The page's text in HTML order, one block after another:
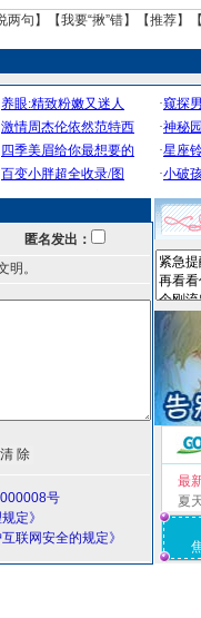
两句 】【我要“揪”错】【推荐】
匿名发出：
明。
号
定》
联网安全的规定》
最
夏